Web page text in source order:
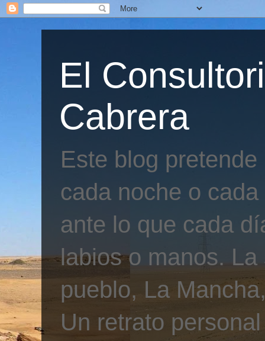
El
Cabrera
Este blog
cada noche o
ante lo que cada
labios o manos.
pueblo, La
Un retrato